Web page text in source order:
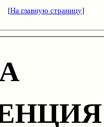
[На главную страницу]